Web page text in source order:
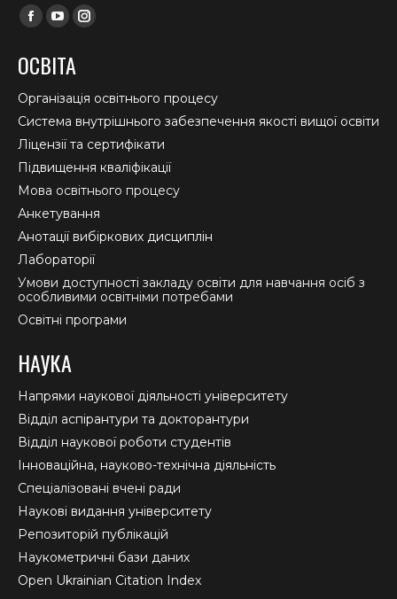
Find us on:
Facebook
opens
in
new
window
YouTube
opens
in
new
window
Instagram
in
new
window
ОСВІТА
Організація освітнього процесу
Система внутрішнього забезпечення якості вищої освіти
Ліцензії та сертифікати
Підвищення кваліфікації
Мова освітнього процесу
Анкетування
Анотації вибіркових дисциплін
Лабораторії
Умови доступності закладу освіти для навчання осіб з
особливими освітніми потребами
Освітні програми
НАУКА
Напрями наукової діяльності університету
Відділ аспірантури та докторантури
Відділ наукової роботи студентів
Інноваційна, науково-технічна діяльність
Спеціалізовані вчені ради
Наукові видання університету
Репозиторій публікацій
Наукометричні бази даних
Open Ukrainian Citation Index